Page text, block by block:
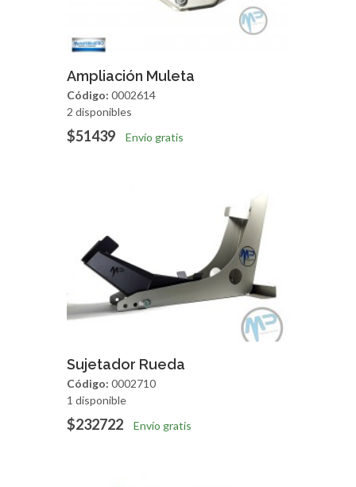
Agregar
Ampliación Muleta
Código: 0002614
2 disponibles
$51439 Envío gratis
Agregar
Sujetador Rueda
Código: 0002710
1 disponible
$232722 Envío gratis